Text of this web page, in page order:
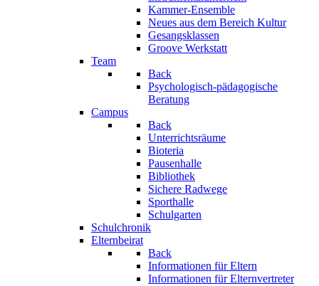
Kammer-Ensemble
Neues aus dem Bereich Kultur
Gesangsklassen
Groove Werkstatt
Team
Back
Psychologisch-pädagogische
Beratung
Campus
Back
Unterrichtsräume
Bioteria
Pausenhalle
Bibliothek
Sichere Radwege
Sporthalle
Schulgarten
Schulchronik
Elternbeirat
Back
Informationen für Eltern
Informationen für Elternvertreter